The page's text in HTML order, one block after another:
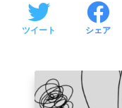
ツイート シェア